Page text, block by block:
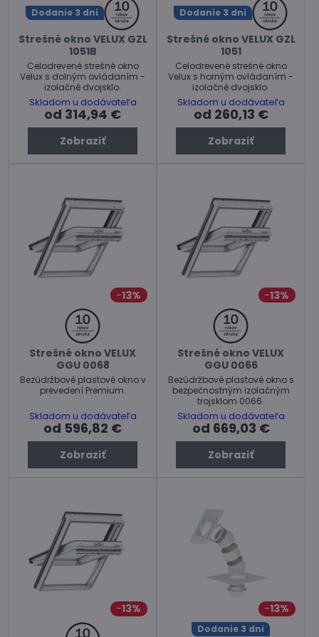
Dodanie 3 dni
Strešné okno VELUX GZL
1051B
Celodrevené strešné okno
Velux s dolným ovládaním -
izolačné dvojsklo.
Skladom u dodávateľa
od 314,94 €
Zobraziť
Dodanie 3 dni
Strešné okno VELUX GZL
1051
Celodrevené strešné okno
Velux s horným ovládaním -
izolačné dvojsklo.
Skladom u dodávateľa
od 260,13 €
Zobraziť
13%
Strešné okno VELUX
GGU 0068
Bezúdržbové plastové okno v
prevedení Premium.
Skladom u dodávateľa
od 596,82 €
Zobraziť
13%
Strešné okno VELUX
GGU 0066
Bezúdržbové plastové okno s
bezpečnostným izolačným
trojsklom 0066.
Skladom u dodávateľa
od 669,03 €
Zobraziť
13% 13%
Dodanie 3 dni